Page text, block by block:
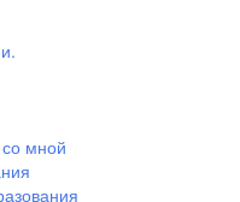
мной